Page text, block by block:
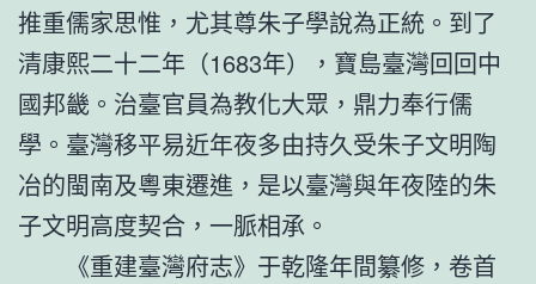
推重儒家思惟，尤其尊朱子學說為正統。到了
清康熙二十二年（1683年），寶島臺灣回回中
國邦畿。治臺官員為教化大眾，鼎力奉行儒
學。臺灣移平易近年夜多由持久受朱子文明陶
冶的閩南及粵東遷進，是以臺灣與年夜陸的朱
子文明高度契合，一脈相承。
《重建臺灣府志》于乾隆年間纂修，卷首